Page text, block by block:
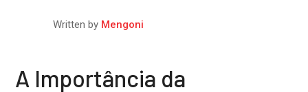
Written by Mengoni
A Importância da